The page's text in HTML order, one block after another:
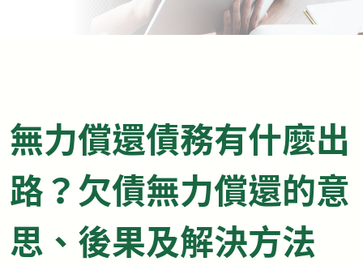
無力償還債務有什麼出
路？欠債無力償還的意
思、後果及解決方法